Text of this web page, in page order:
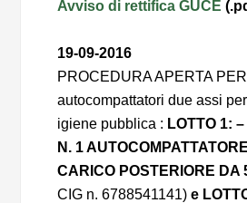
Avviso di rettifica GUCE
19-09-2016
PROCEDURA APERTA
autocompattatori due assi
igiene pubblica : LOTTO 1:
N. 1
CARICO POSTERIORE DA
CIG n. 6788541141)e